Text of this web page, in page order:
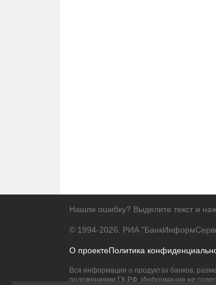
Нашли ошибку? Выделите текст и
© 1994-2026. РИА
О проектеПолитика
Вся информация о продуктах банков,
положениями ГК РФ. Информация не